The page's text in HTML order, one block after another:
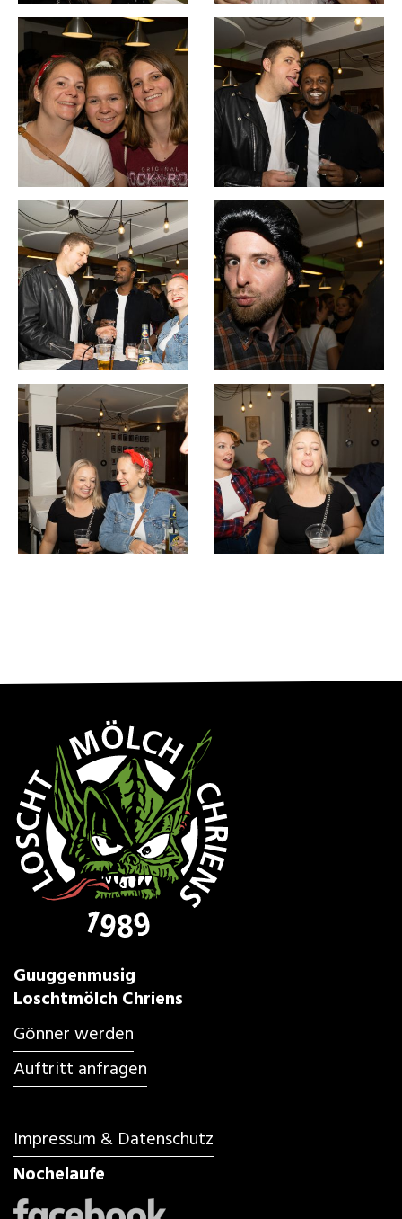
Guuggenmusig
Loschtmölch Chriens
Gönner werden
Auftritt anfragen
Impressum & Datenschutz
Nochelaufe